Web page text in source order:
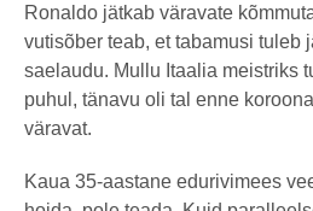
Ronaldo jätkab väravate
vutisõber teab, et tabamusi tuleb
saelaudu. Mullu Itaalia meistriks
puhul, tänavu oli tal enne
väravat.
Kaua 35-aastane edurivimees